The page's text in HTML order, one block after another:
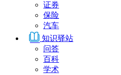
证券
保险
汽车
知识驿站
问答
百科
学术